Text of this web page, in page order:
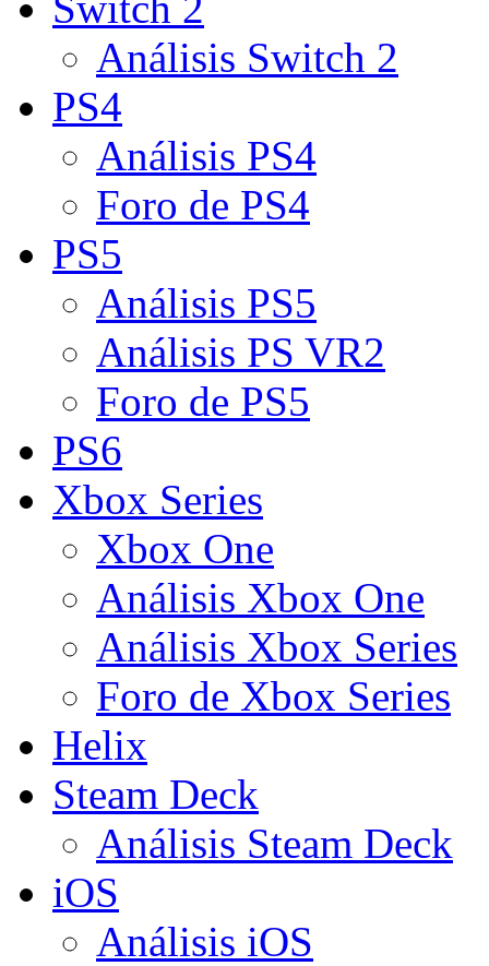
Análisis Switch 2
PS4
Análisis PS4
Foro de PS4
PS5
Análisis PS5
Análisis PS VR2
Foro de PS5
PS6
Xbox Series
Xbox One
Análisis Xbox One
Análisis Xbox Series
Foro de Xbox Series
Helix
Steam Deck
Análisis Steam Deck
iOS
Análisis iOS